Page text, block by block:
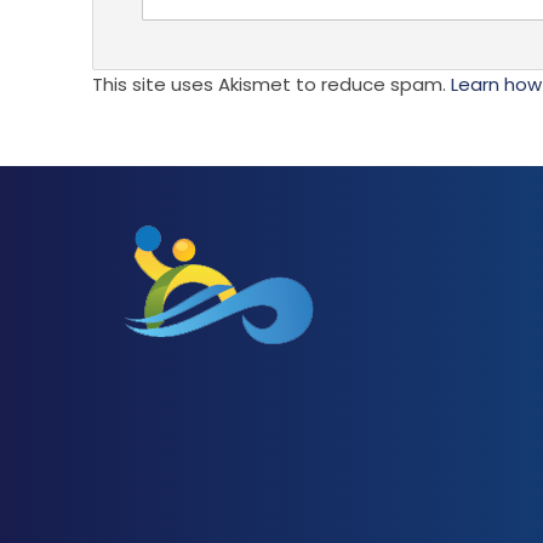
This site uses Akismet to reduce spam. Learn